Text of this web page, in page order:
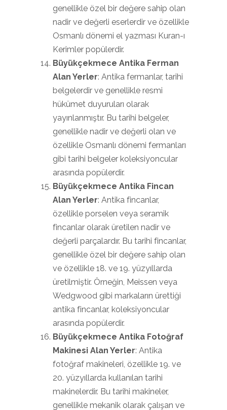
genellikle özel bir değere sahip olan
nadir ve değerli eserlerdir ve özellikle
Osmanlı dönemi el yazması Kuran-ı
Kerimler popülerdir.
Büyükçekmece Antika Ferman
Alan Yerler: Antika fermanlar, tarihi
belgelerdir ve genellikle resmi
hükümet duyuruları olarak
yayınlanmıştır. Bu tarihi belgeler,
genellikle nadir ve değerli olan ve
özellikle Osmanlı dönemi fermanları
gibi tarihi belgeler koleksiyoncular
arasında popülerdir.
Büyükçekmece Antika Fincan
Alan Yerler: Antika fincanlar,
özellikle porselen veya seramik
fincanlar olarak üretilen nadir ve
değerli parçalardır. Bu tarihi fincanlar,
genellikle özel bir değere sahip olan
ve özellikle 18. ve 19. yüzyıllarda
üretilmiştir. Örneğin, Meissen veya
Wedgwood gibi markaların ürettiği
antika fincanlar, koleksiyoncular
arasında popülerdir.
Büyükçekmece Antika Fotoğraf
Makinesi Alan Yerler: Antika
fotoğraf makineleri, özellikle 19. ve
20. yüzyıllarda kullanılan tarihi
makinelerdir. Bu tarihi makineler,
genellikle mekanik olarak çalışan ve